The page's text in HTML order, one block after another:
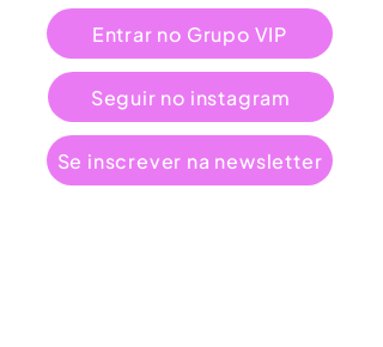
Entrar no Grupo VIP
Seguir no instagram
Se inscrever na newsletter